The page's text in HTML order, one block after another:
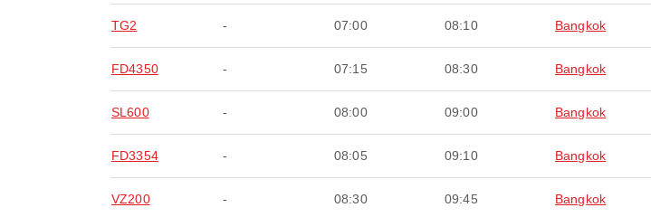
TG2 - 07:00 08:10 Bangkok
FD4350 - 07:15 08:30 Bangkok
SL600 - 08:00 09:00 Bangkok
FD3354 - 08:05 09:10 Bangkok
VZ200 - 08:30 09:45 Bangkok